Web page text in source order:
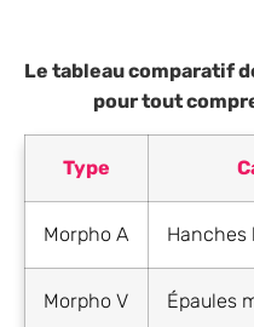
Le tableau comparatif
pour tout
Type
Morpho A Hanches
Morpho V Épaules